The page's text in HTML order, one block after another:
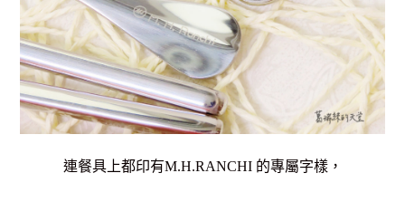
連餐具上都印有M.H.RANCHI 的專屬字樣，